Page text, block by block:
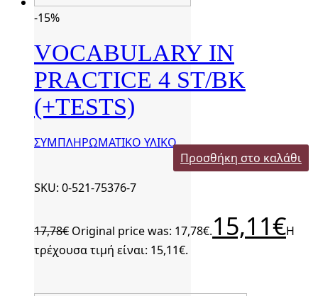
-15%
VOCABULARY IN
PRACTICE 4 ST/BK
(+TESTS)
ΣΥΜΠΛΗΡΩΜΑΤΙΚΟ ΥΛΙΚΟ
Προσθήκη στο καλάθι
SKU: 0-521-75376-7
17,78€ Original price was: 17,78€.15,11€Η
τρέχουσα τιμή είναι: 15,11€.